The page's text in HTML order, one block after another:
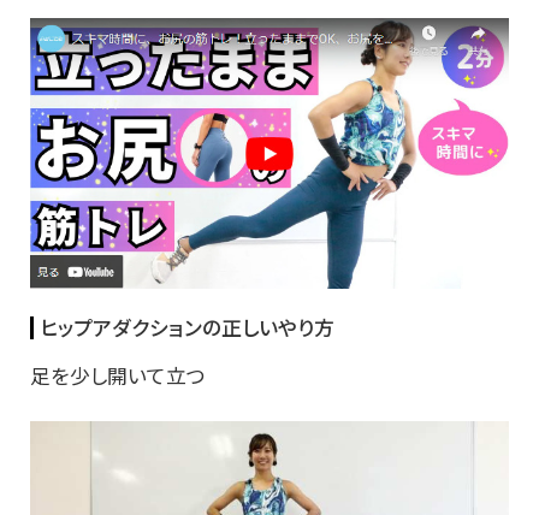
ヒップアダクションの正しいやり方
足を少し開いて立つ